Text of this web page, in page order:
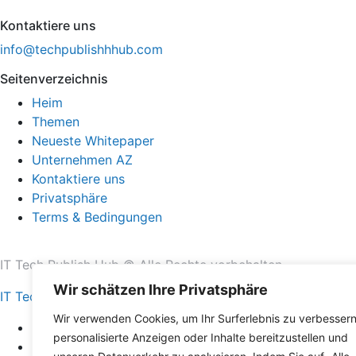
Wir schätzen Ihre Privatsphäre
Wir verwenden Cookies, um Ihr Surferlebnis zu
personalisierte Anzeigen oder Inhalte bereitzustellen und
Kontaktiere uns
info@techpublishhhub.com
Seitenverzeichnis
Heim
Themen
Neueste Whitepaper
Unternehmen AZ
Kontaktiere uns
Privatsphäre
Terms & Bedingungen
IT Tech Publish Hub © Alle Rechte vorbehalten.
IT Tech Publish Hub
Heim
Themen